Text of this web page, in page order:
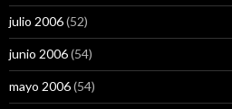
julio 2006(52)
junio 2006(54)
mayo 2006(54)